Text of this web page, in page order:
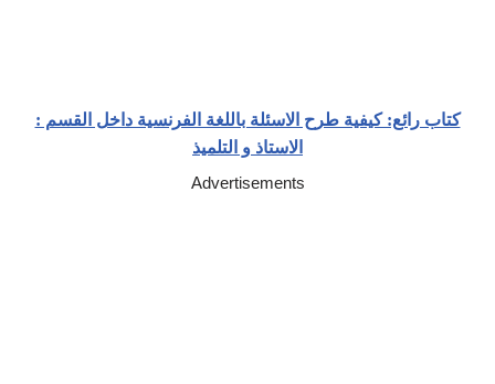
كتاب رائع: كيفية طرح الاسئلة باللغة الفرنسية داخل القسم :
الاستاذ و التلميذ
Advertisements